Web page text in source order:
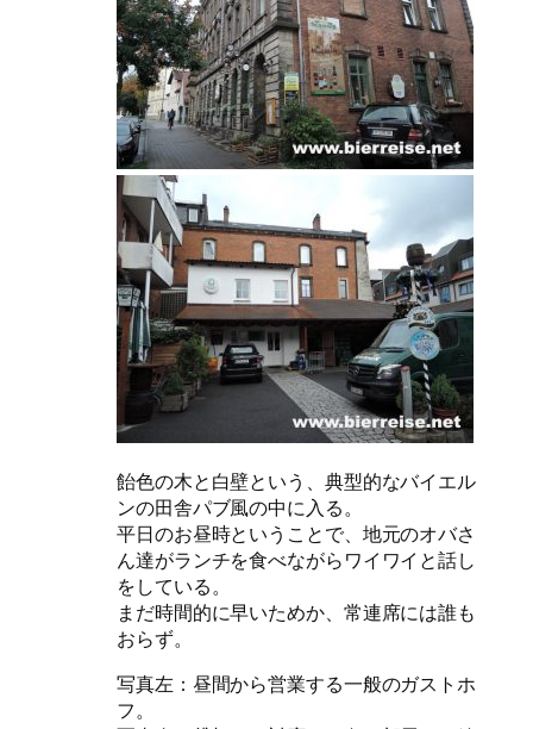
飴色の木と白壁という、典型的なバイエル
ンの田舎パブ風の中に入る。
平日のお昼時ということで、地元のオバさ
ん達がランチを食べながらワイワイと話し
をしている。
まだ時間的に早いためか、常連席には誰も
おらず。
写真左：昼間から営業する一般のガストホ
フ。